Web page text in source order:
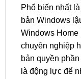
Phổ biến nhất
bản Windows
Windows Home
chuyên nghiệp
bản quyền
là động lực để